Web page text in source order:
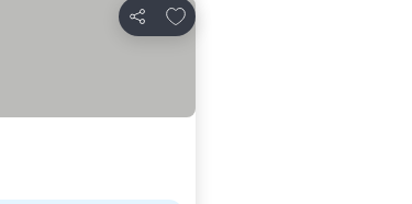
Jaa
Lisää suosikkeihin